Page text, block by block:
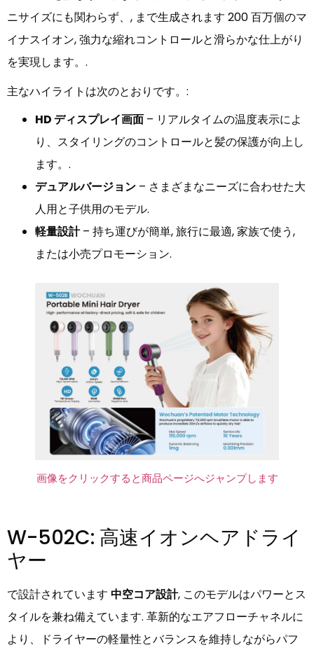
ニサイズにも関わらず、, まで生成されます 200 百万個のマ
イナスイオン, 強力な縮れコントロールと滑らかな仕上がり
を実現します。.
主なハイライトは次のとおりです。:
HD ディスプレイ画面 – リアルタイムの温度表示によ
り、スタイリングのコントロールと髪の保護が向上し
ます。.
デュアルバージョン – さまざまなニーズに合わせた大
人用と子供用のモデル.
軽量設計– 持ち運びが簡単, 旅行に最適, 家族で使う,
または小売プロモーション.
画像をクリックすると商品ページへジャンプします
W-502C: 高速イオンヘアドライ
ヤー
で設計されています 中空コア設計, このモデルはパワーとス
タイルを兼ね備えています. 革新的なエアフローチャネルに
より、ドライヤーの軽量性とバランスを維持しながらパフ